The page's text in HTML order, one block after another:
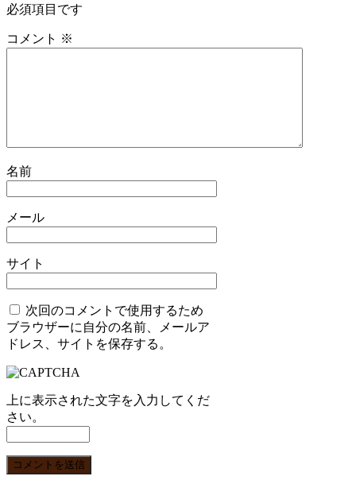
必須項目です
コメント ※
名前
メール
サイト
次回のコメントで使用するため
ブラウザーに自分の名前、メールア
ドレス、サイトを保存する。
上に表示された文字を入力してくだ
さい。